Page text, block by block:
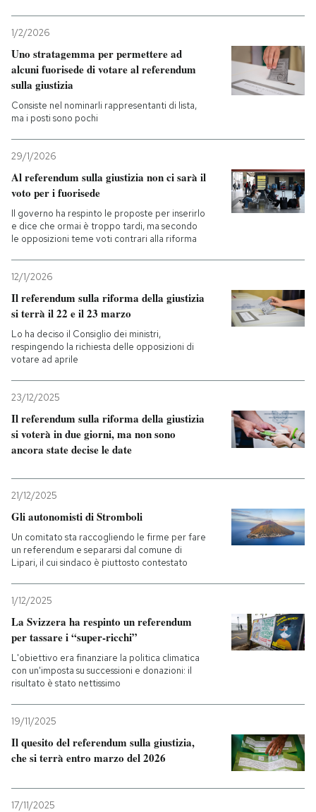
1/2/2026
Uno stratagemma per permettere ad
alcuni fuorisede di votare al referendum
sulla giustizia
Consiste nel nominarli rappresentanti di lista,
ma i posti sono pochi
29/1/2026
Al referendum sulla giustizia non ci sarà il
voto per i fuorisede
Il governo ha respinto le proposte per inserirlo
e dice che ormai è troppo tardi, ma secondo
le opposizioni teme voti contrari alla riforma
12/1/2026
Il referendum sulla riforma della giustizia
si terrà il 22 e il 23 marzo
Lo ha deciso il Consiglio dei ministri,
respingendo la richiesta delle opposizioni di
votare ad aprile
23/12/2025
Il referendum sulla riforma della giustizia
si voterà in due giorni, ma non sono
ancora state decise le date
21/12/2025
Gli autonomisti di Stromboli
Un comitato sta raccogliendo le firme per fare
un referendum e separarsi dal comune di
Lipari, il cui sindaco è piuttosto contestato
1/12/2025
La Svizzera ha respinto un referendum
per tassare i “super-ricchi”
L'obiettivo era finanziare la politica climatica
con un'imposta su successioni e donazioni: il
risultato è stato nettissimo
19/11/2025
Il quesito del referendum sulla giustizia,
che si terrà entro marzo del 2026
17/11/2025